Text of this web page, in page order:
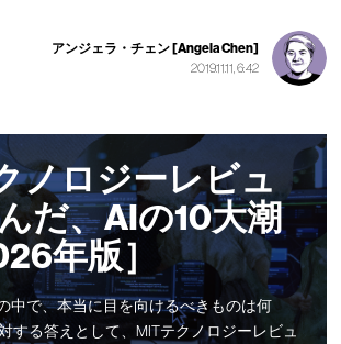
アンジェラ・チェン [Angela Chen]
2019.11.11, 6:42
ノロジーレビュ
だ、AIの10大潮
年版］
中で、本当に目を向けるべきものは何
する答えとして、MITテクノロジーレビュ